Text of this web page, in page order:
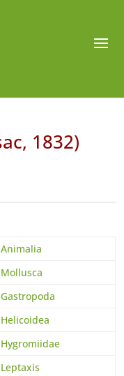
1832)
Animalia
Mollusca
Gastropoda
Helicoidea
Hygromiidae
Leptaxis